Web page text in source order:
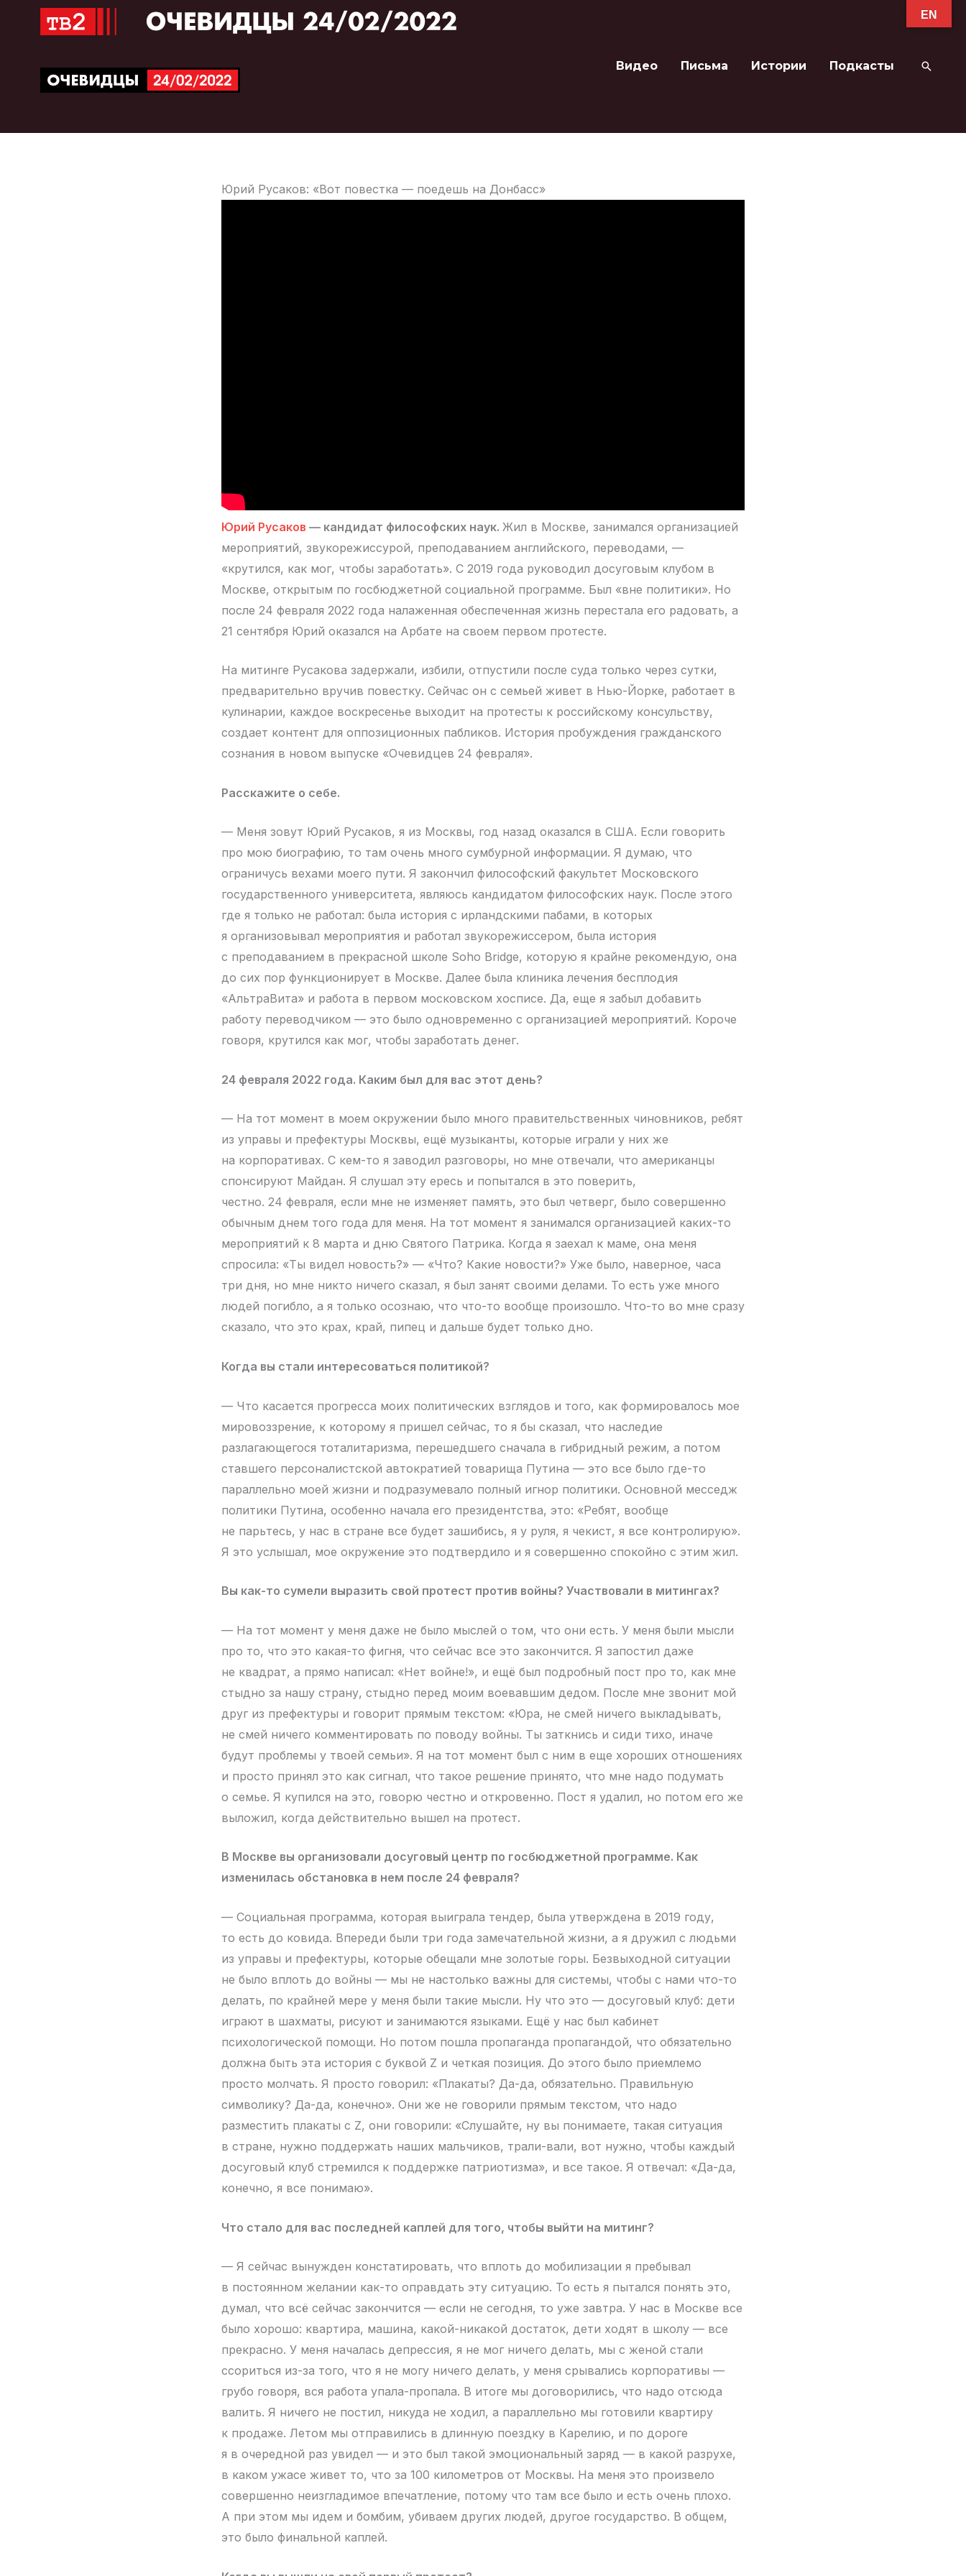
Перейти
Видео Письма Истории Подкасты Поиск
Юрий Русаков: «Вот повестка — поедешь на Донбасс»
Юрий Русаков — кандидат философских наук. Жил в Москве, занимался организацией
мероприятий, звукорежиссурой, преподаванием английского, переводами, —
«крутился, как мог, чтобы заработать». С 2019 года руководил досуговым клубом в
Москве, открытым по госбюджетной социальной программе. Был «вне политики». Но
после 24 февраля 2022 года налаженная обеспеченная жизнь перестала его радовать, а
21 сентября Юрий оказался на Арбате на своем первом протесте.
На митинге Русакова задержали, избили, отпустили после суда только через сутки,
предварительно вручив повестку. Сейчас он с семьей живет в Нью-Йорке, работает в
кулинарии, каждое воскресенье выходит на протесты к российскому консульству,
создает контент для оппозиционных пабликов. История пробуждения гражданского
сознания в новом выпуске «Очевидцев 24 февраля».
Расскажите о себе.
— Меня зовут Юрий Русаков, я из Москвы, год назад оказался в США. Если говорить
про мою биографию, то там очень много сумбурной информации. Я думаю, что
ограничусь вехами моего пути. Я закончил философский факультет Московского
государственного университета, являюсь кандидатом философских наук. После этого
где я только не работал: была история с ирландскими пабами, в которых
я организовывал мероприятия и работал звукорежиссером, была история
с преподаванием в прекрасной школе Soho Bridge, которую я крайне рекомендую, она
до сих пор функционирует в Москве. Далее была клиника лечения бесплодия
«АльтраВита» и работа в первом московском хосписе. Да, еще я забыл добавить
работу переводчиком — это было одновременно с организацией мероприятий. Короче
говоря, крутился как мог, чтобы заработать денег.
24 февраля 2022 года. Каким был для вас этот день?
— На тот момент в моем окружении было много правительственных чиновников, ребят
из управы и префектуры Москвы, ещё музыканты, которые играли у них же
на корпоративах. С кем-то я заводил разговоры, но мне отвечали, что американцы
спонсируют Майдан. Я слушал эту ересь и попытался в это поверить,
честно. 24 февраля, если мне не изменяет память, это был четверг, было совершенно
обычным днем того года для меня. На тот момент я занимался организацией каких-то
мероприятий к 8 марта и дню Святого Патрика. Когда я заехал к маме, она меня
спросила: «Ты видел новость?» — «Что? Какие новости?» Уже было, наверное, часа
три дня, но мне никто ничего сказал, я был занят своими делами. То есть уже много
людей погибло, а я только осознаю, что что-то вообще произошло. Что-то во мне сразу
сказало, что это крах, край, пипец и дальше будет только дно.
Когда вы стали интересоваться политикой?
— Что касается прогресса моих политических взглядов и того, как формировалось мое
мировоззрение, к которому я пришел сейчас, то я бы сказал, что наследие
разлагающегося тоталитаризма, перешедшего сначала в гибридный режим, а потом
ставшего персоналистской автократией товарища Путина — это все было где-то
параллельно моей жизни и подразумевало полный игнор политики. Основной месседж
политики Путина, особенно начала его президентства, это: «Ребят, вообще
не парьтесь, у нас в стране все будет зашибись, я у руля, я чекист, я все контролирую».
Я это услышал, мое окружение это подтвердило и я совершенно спокойно с этим жил.
Вы как-то сумели выразить свой протест против войны? Участвовали в митингах?
— На тот момент у меня даже не было мыслей о том, что они есть. У меня были мысли
про то, что это какая-то фигня, что сейчас все это закончится. Я запостил даже
не квадрат, а прямо написал: «Нет войне!», и ещё был подробный пост про то, как мне
стыдно за нашу страну, стыдно перед моим воевавшим дедом. После мне звонит мой
друг из префектуры и говорит прямым текстом: «Юра, не смей ничего выкладывать,
не смей ничего комментировать по поводу войны. Ты заткнись и сиди тихо, иначе
будут проблемы у твоей семьи». Я на тот момент был с ним в еще хороших отношениях
и просто принял это как сигнал, что такое решение принято, что мне надо подумать
о семье. Я купился на это, говорю честно и откровенно. Пост я удалил, но потом его же
выложил, когда действительно вышел на протест.
В Москве вы организовали досуговый центр по госбюджетной программе. Как
изменилась обстановка в нем после 24 февраля?
— Социальная программа, которая выиграла тендер, была утверждена в 2019 году,
то есть до ковида. Впереди были три года замечательной жизни, а я дружил с людьми
из управы и префектуры, которые обещали мне золотые горы. Безвыходной ситуации
не было вплоть до войны — мы не настолько важны для системы, чтобы с нами что-то
делать, по крайней мере у меня были такие мысли. Ну что это — досуговый клуб: дети
играют в шахматы, рисуют и занимаются языками. Ещё у нас был кабинет
психологической помощи. Но потом пошла пропаганда пропагандой, что обязательно
должна быть эта история с буквой Z и четкая позиция. До этого было приемлемо
просто молчать. Я просто говорил: «Плакаты? Да-да, обязательно. Правильную
символику? Да-да, конечно». Они же не говорили прямым текстом, что надо
разместить плакаты с Z, они говорили: «Слушайте, ну вы понимаете, такая ситуация
в стране, нужно поддержать наших мальчиков, трали-вали, вот нужно, чтобы каждый
досуговый клуб стремился к поддержке патриотизма», и все такое. Я отвечал: «Да-да,
конечно, я все понимаю».
Что стало для вас последней каплей для того, чтобы выйти на митинг?
— Я сейчас вынужден констатировать, что вплоть до мобилизации я пребывал
в постоянном желании как-то оправдать эту ситуацию. То есть я пытался понять это,
думал, что всё сейчас закончится — если не сегодня, то уже завтра. У нас в Москве все
было хорошо: квартира, машина, какой-никакой достаток, дети ходят в школу — все
прекрасно. У меня началась депрессия, я не мог ничего делать, мы с женой стали
ссориться из-за того, что я не могу ничего делать, у меня срывались корпоративы —
грубо говоря, вся работа упала-пропала. В итоге мы договорились, что надо отсюда
валить. Я ничего не постил, никуда не ходил, а параллельно мы готовили квартиру
к продаже. Летом мы отправились в длинную поездку в Карелию, и по дороге
я в очередной раз увидел — и это был такой эмоциональный заряд — в какой разрухе,
в каком ужасе живет то, что за 100 километров от Москвы. На меня это произвело
совершенно неизгладимое впечатление, потому что там все было и есть очень плохо.
А при этом мы идем и бомбим, убиваем других людей, другое государство. В общем,
это было финальной каплей.
EN